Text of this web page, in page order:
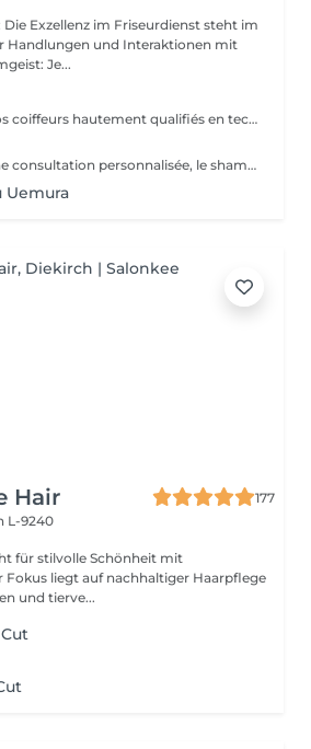
Handlungen und Interaktionen mit
Teamgeist: Je...
Forfait EXPERTISE, nos coiffeurs hautement qualifiés en technique anglo-saxonne, en formation continu et diplômés d’une académie anglaise à Paris. Vous offre une séance d’une heure avec votre coach en suivi beauté. Ce pack inclus : 1 h de prestation Un diagnostique personnalisé Shampoing spécifique Haircare Conditioner spécifique Produit de coiffage Coupe Styling Produit de finition
Le pack comprend une consultation personnalisée, le shampooing et le conditionneur spécifiques REDKEN , le séchage et les produits de styling REDKEN * Tarifs à titre indicatifs à confirmer après la consultation personnalisée établit auprès de votre coiffeur/stylist/spécialiste * La direction se réserve le droit d’apporter des modifications pour le bon fonctionnement du salon
Uemura
Hair
177
L-9240
für stilvolle Schönheit mit
und tierve...